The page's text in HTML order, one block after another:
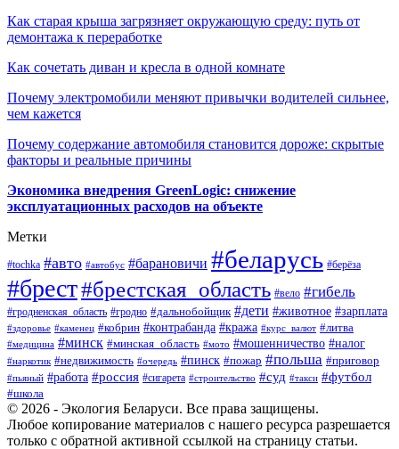
Как старая крыша загрязняет окружающую среду: путь от
демонтажа к переработке
Как сочетать диван и кресла в одной комнате
Почему электромобили меняют привычки водителей сильнее,
чем кажется
Почему содержание автомобиля становится дороже: скрытые
факторы и реальные причины
Экономика внедрения GreenLogic: снижение
эксплуатационных расходов на объекте
Метки
#tochka #авто #автобус #барановичи #беларусь #берёза
#брест#брестская_область #вело #гибель
#гродненская_область #гродно #дальнобойщик #дети #животное #зарплата
#здоровье #каменец #кобрин #контрабанда #кража #курс_валют #литва
#медицина #минск #минская_область #мото #мошенничество #налог
#наркотик #недвижимость #очередь #пинск #пожар #польша #приговор
#пьяный #работа #россия #сигарета #строительство #суд #такси #футбол
#школа
© 2026 - Экология Беларуси. Все права защищены.
Любое копирование материалов с нашего ресурса разрешается
только с обратной активной ссылкой на страницу статьи.